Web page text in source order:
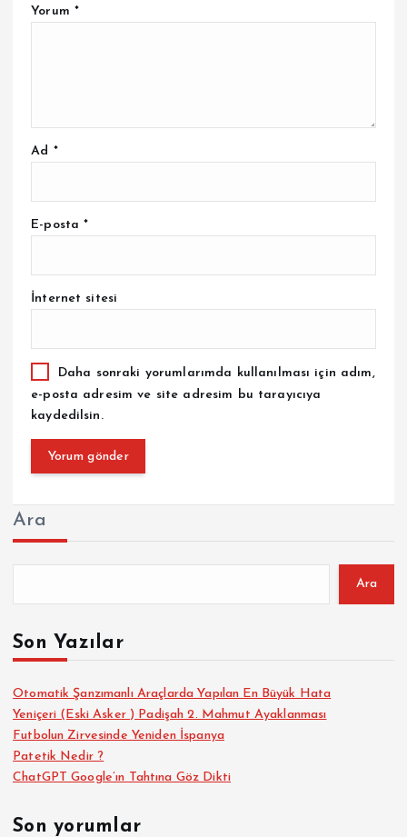
Yorum *
Ad *
E-posta*
İnternet sitesi
Daha sonraki yorumlarımda kullanılması için adım,
e-posta adresim ve site adresim bu tarayıcıya
kaydedilsin.
Ara
Ara
Son Yazılar
Otomatik Şanzımanlı Araçlarda Yapılan En Büyük Hata
Yeniçeri (Eski Asker ) Padişah 2. Mahmut Ayaklanması
Futbolun Zirvesinde Yeniden İspanya
Patetik Nedir ?
ChatGPT Google’ın Tahtına Göz Dikti
Son yorumlar